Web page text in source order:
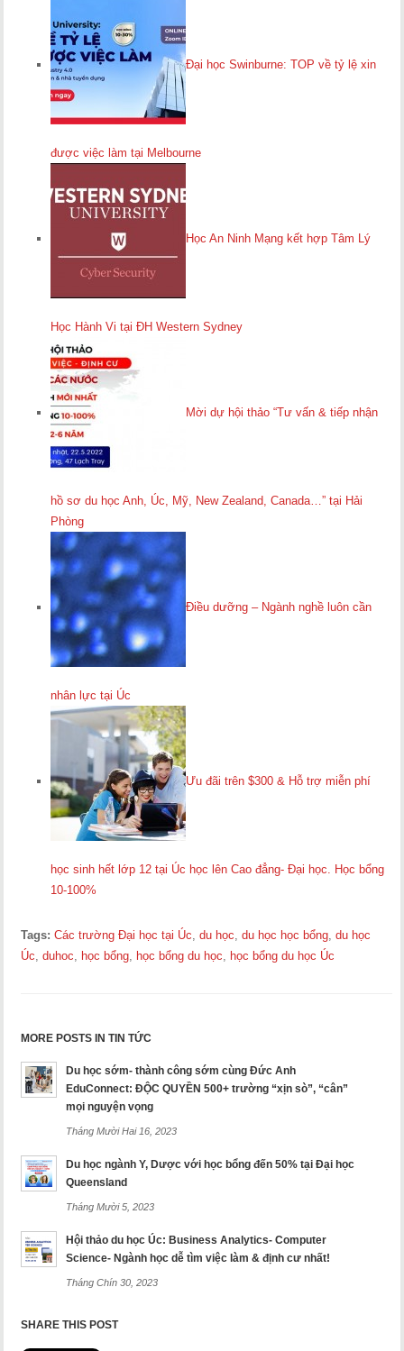
Đại học Swinburne: TOP về tỷ lệ xin
được việc làm tại Melbourne
Học An Ninh Mạng kết hợp Tâm Lý
Học Hành Vi tại ĐH Western Sydney
Mời dự hội thảo “Tư vấn & tiếp nhận
hồ sơ du học Anh, Úc, Mỹ, New Zealand, Canada…” tại Hải
Phòng
Điều dưỡng – Ngành nghề luôn cần
nhân lực tại Úc
Ưu đãi trên $300 & Hỗ trợ miễn phí
học sinh hết lớp 12 tại Úc học lên Cao đẳng- Đại học. Học bổng
10-100%
Tags: Các trường Đại học tại Úc,du học,du học học bổng,du học
Úc,duhoc, học bổng, học bổng du học, học bổng du học Úc
MORE POSTS IN TIN TỨC
Du học sớm- thành công sớm cùng Đức Anh
EduConnect: ĐỘC QUYỀN 500+ trường “xịn sò”, “cân”
mọi nguyện vọng
Tháng Mười Hai 16, 2023
Du học ngành Y, Dược với học bổng đến 50% tại Đại học
Queensland
Tháng Mười 5, 2023
Hội thảo du học Úc: Business Analytics- Computer
Science- Ngành học dễ tìm việc làm & định cư nhất!
Tháng Chín 30, 2023
SHARE THIS POST